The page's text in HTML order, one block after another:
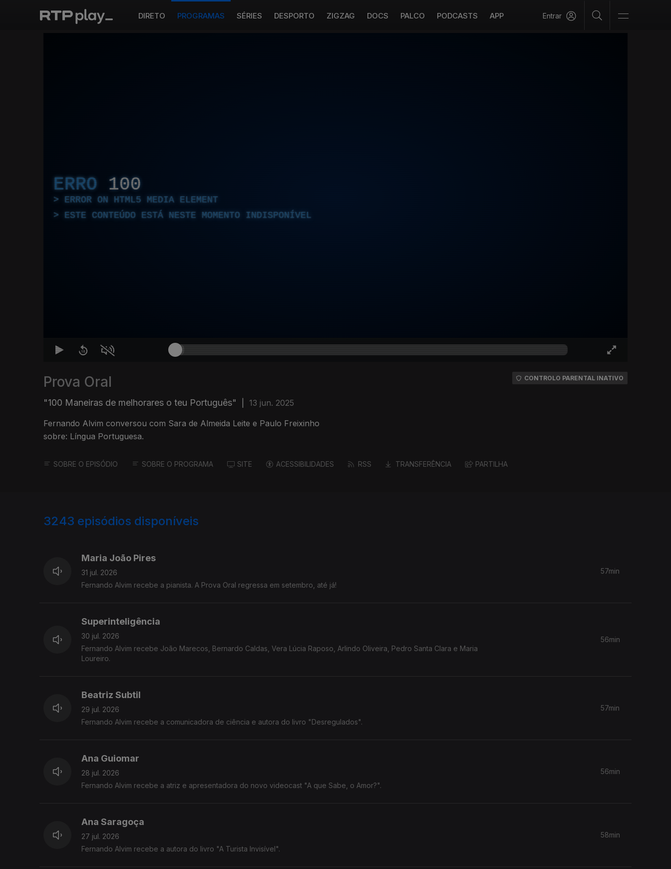
DIRETO PROGRAMAS SÉRIES DESPORTO ZIGZAG DOCS PALCO PODCASTS APP Entrar
ERRO 100
ERROR ON HTML5 MEDIA ELEMENT
ESTE CONTEÚDO ESTÁ NESTE MOMENTO INDISPONÍVEL
Prova Oral
"100 Maneiras de melhorares o teu Português" 13 jun. 2025
Fernando Alvim conversou com Sara de Almeida Leite e Paulo Freixinho
sobre: Língua Portuguesa.
CONTROLO PARENTAL INATIVO
SOBRE O EPISÓDIO SOBRE O PROGRAMA SITE ACESSIBILIDADES RSS TRANSFERÊNCIA PARTILHA
3243 episódios disponíveis
Maria João Pires
31 jul. 2026
Fernando Alvim recebe a pianista. A Prova Oral regressa em setembro, até já!
57min
Superinteligência
30 jul. 2026
Fernando Alvim recebe João Marecos, Bernardo Caldas, Vera Lúcia Raposo, Arlindo Oliveira, Pedro Santa Clara e Maria
Loureiro.
56min
Beatriz Subtil
29 jul. 2026
Fernando Alvim recebe a comunicadora de ciência e autora do livro "Desregulados".
57min
Ana Guiomar
28 jul. 2026
Fernando Alvim recebe a atriz e apresentadora do novo videocast "A que Sabe, o Amor?".
56min
Ana Saragoça
27 jul. 2026
Fernando Alvim recebe a autora do livro "A Turista Invisível".
58min